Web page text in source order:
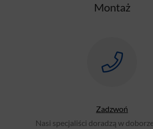
Montaż
Zadzwoń
Nasi specjaliści doradzą w